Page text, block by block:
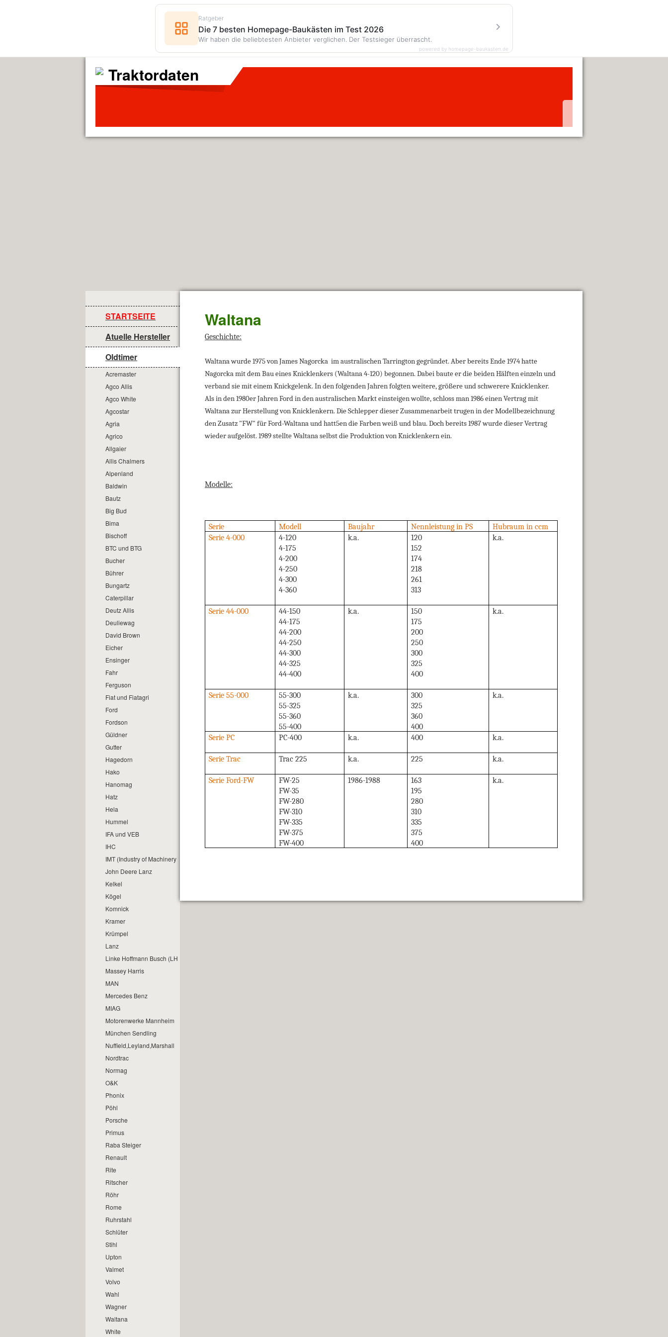
Traktordaten
STARTSEITE
Atuelle Hersteller
Oldtimer
Acremaster
Agco Allis
Agco White
Agcostar
Agria
Agrico
Allgaier
Allis Chalmers
Alpenland
Baldwin
Bautz
Big Bud
Bima
Bischoff
BTC und BTG
Bucher
Bührer
Bungartz
Caterpillar
Deutz Allis
Deuliewag
David Brown
Eicher
Ensinger
Fahr
Ferguson
Fiat und Fiatagri
Ford
Fordson
Güldner
Gutter
Hagedorn
Hako
Hanomag
Hatz
Hela
Hummel
IFA und VEB
IHC
IMT (Industry of Machinery and Tractors)
John Deere Lanz
Kelkel
Kögel
Komnick
Kramer
Krümpel
Lanz
Linke Hoffmann Busch (LHB)
Massey Harris
MAN
Mercedes Benz
MIAG
Motorenwerke Mannheim
München Sendling
Nuffield,Leyland,Marshall
Nordtrac
Normag
O&K
Phonix
Pöhl
Porsche
Primus
Raba Steiger
Renault
Rite
Ritscher
Röhr
Rome
Ruhrstahl
Schlüter
Stihl
Upton
Valmet
Volvo
Wahl
Wagner
Waltana
White
Waltana
Geschichte:
Waltana wurde 1975 von James Nagorcka im australischen Tarrington gegründet. Aber bereits Ende 1974 hatte
Nagorcka mit dem Bau eines Knicklenkers (Waltana 4-120) begonnen. Dabei baute er die beiden Hälften einzeln und
verband sie mit einem Knickgelenk. In den folgenden Jahren folgten weitere, größere und schwerere Knicklenker.
Als in den 1980er Jahren Ford in den australischen Markt einsteigen wollte, schloss man 1986 einen Vertrag mit
Waltana zur Herstellung von Knicklenkern. Die Schlepper dieser Zusammenarbeit trugen in der Modellbezeichnung
den Zusatz "FW" für Ford-Waltana und hatt5en die Farben weiß und blau. Doch bereits 1987 wurde dieser Vertrag
wieder aufgelöst. 1989 stellte Waltana selbst die Produktion von Knicklenkern ein.
Modelle:
Serie Modell Baujahr Nennleistung in PS
Hubraum in ccm
Serie 4-000
4-120
4-175
4-200
4-250
4-300
4-360
k.a.
120
152
174
218
261
313
k.a.
Serie 44-000
44-150
44-175
44-200
44-250
44-300
44-325
44-400
k.a.
150
175
200
250
300
325
400
k.a.
Serie 55-000
55-300
55-325
55-360
55-400
k.a.
300
325
360
400
k.a.
Serie PC PC-400 k.a. 400 k.a.
Serie Trac Trac 225 k.a. 225 k.a.
Serie Ford-FW
FW-25
FW-35
FW-280
FW-310
FW-335
FW-375
FW-400
1986-1988
163
195
280
310
335
375
400
k.a.
Ratgeber
Die 7 besten Homepage-Baukästen im Test 2026
Wir haben die beliebtesten Anbieter verglichen. Der Testsieger überrascht.
powered by homepage-baukasten.de